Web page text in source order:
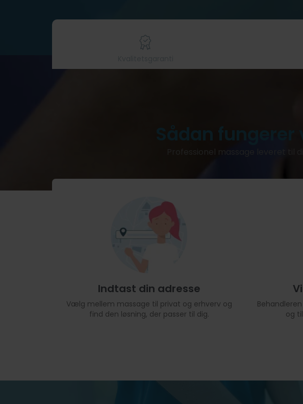
Sådan
Indtast din adresse
Vælg mellem massage til privat og erhverv og
find den løsning, der passer til dig.
og